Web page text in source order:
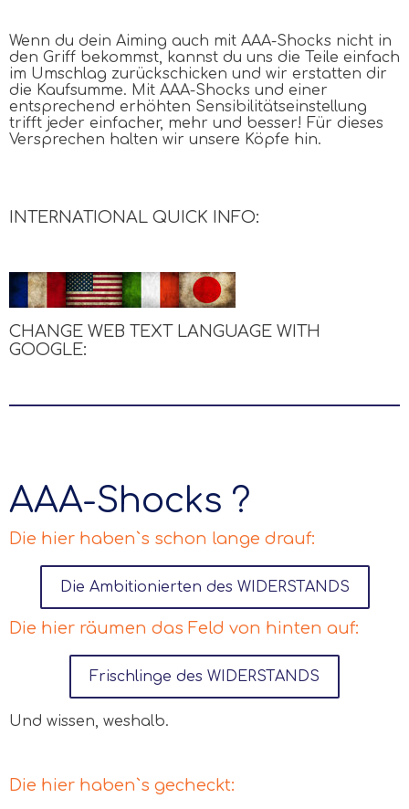
Wenn du dein Aiming auch mit AAA-Shocks nicht in
den Griff bekommst, kannst du uns die Teile einfach
im Umschlag zurückschicken und wir erstatten dir
die Kaufsumme. Mit AAA-Shocks und einer
entsprechend erhöhten Sensibilitätseinstellung
trifft jeder einfacher, mehr und besser! Für dieses
Versprechen halten wir unsere Köpfe hin.
INTERNATIONAL QUICK INFO:
CHANGE WEB TEXT LANGUAGE WITH
GOOGLE:
AAA-Shocks ?
Die hier haben`s schon lange drauf:
Die Ambitionierten des WIDERSTANDS
Die hier räumen das Feld von hinten auf:
Frischlinge des WIDERSTANDS
Und wissen, weshalb.
Die hier haben`s gecheckt: